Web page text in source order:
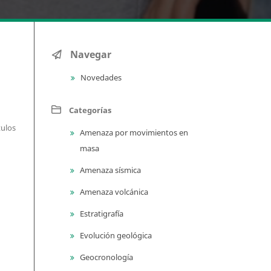
Navegar
Novedades
Categorías
Amenaza por movimientos en
masa
Amenaza sísmica
Amenaza volcánica
Estratigrafía
Evolución geológica
Geocronología